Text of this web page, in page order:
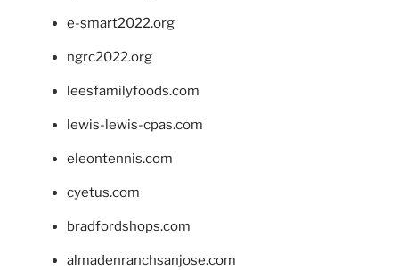
e-smart2022.org
ngrc2022.org
leesfamilyfoods.com
lewis-lewis-cpas.com
eleontennis.com
cyetus.com
bradfordshops.com
almadenranchsanjose.com